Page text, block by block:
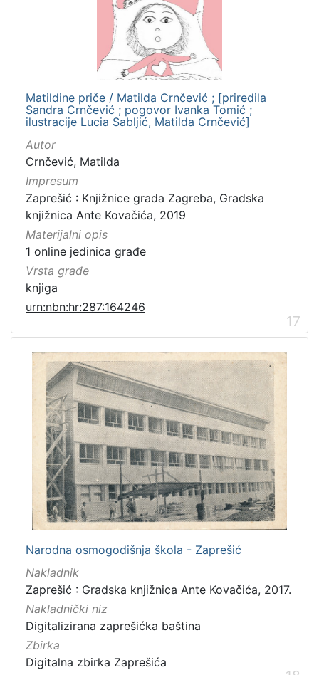
Matildine priče / Matilda Crnčević ; [priredila
Sandra Crnčević ; pogovor Ivanka Tomić ;
ilustracije Lucia Sabljić, Matilda Crnčević]
Autor
Crnčević, Matilda
Impresum
Zaprešić : Knjižnice grada Zagreba, Gradska
knjižnica Ante Kovačića, 2019
Materijalni opis
1 online jedinica građe
Vrsta građe
knjiga
urn:nbn:hr:287:164246
17
Narodna osmogodišnja škola - Zaprešić
Nakladnik
Zaprešić : Gradska knjižnica Ante Kovačića, 2017.
Nakladnički niz
Digitalizirana zaprešićka baština
Zbirka
Digitalna zbirka Zaprešića